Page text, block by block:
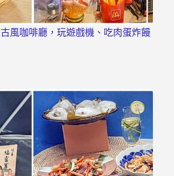
風咖啡廳，玩遊戲機、吃肉蛋炸饅